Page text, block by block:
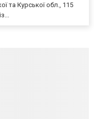
та Курської обл., 115